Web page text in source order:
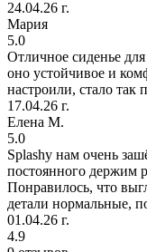
24.04.26 г.
Мария
5.0
Отличное сиденье
оно устойчивое и
настроили, стало
17.04.26 г.
Елена М.
5.0
Splashy нам очень
постоянного держим
Понравилось, что
детали нормальные,
01.04.26 г.
4.9